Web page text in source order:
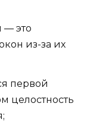
— это
из-за их
первой
целостность